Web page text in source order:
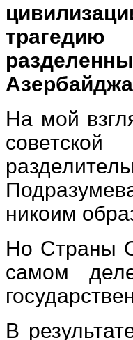
трагедию
На мой
никоим
Но Страны
самом
В